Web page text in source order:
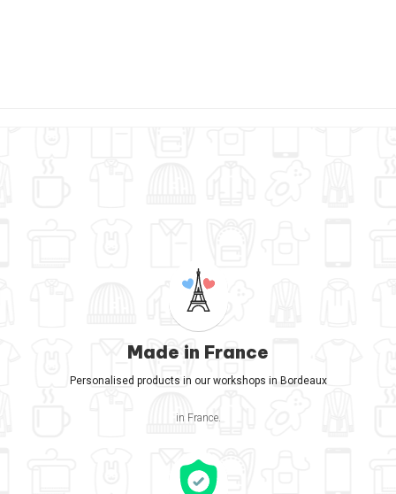
Made in France
Personalised products in our workshops in Bordeaux
in France.